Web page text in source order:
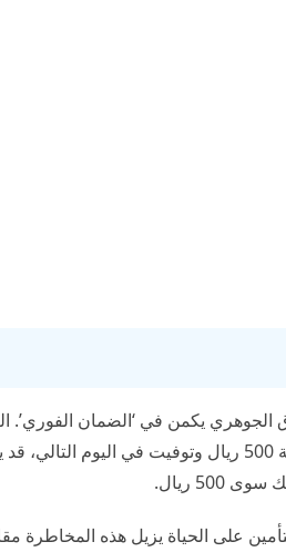
يكمن في ‘الضمان الفوري’.
على الحياة يوفر حماية مالية كاملة منذ اليوم الأول لدفع القسط الأول. إذا دفعت قسطًا بقيمة 500 ريال وتوفيت في
ريال.
على الحياة يزيل هذه المخاطرة